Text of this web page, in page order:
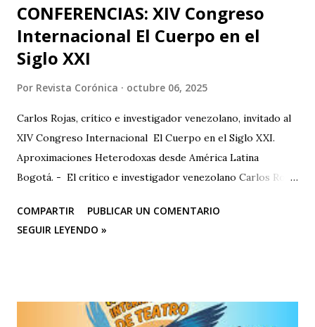
CONFERENCIAS: XIV Congreso
Internacional El Cuerpo en el
Siglo XXI
Por Revista Corónica octubre 06, 2025
Carlos Rojas, crítico e investigador venezolano, invitado al
XIV Congreso Internacional El Cuerpo en el Siglo XXI.
Aproximaciones Heterodoxas desde América Latina
Bogotá. - El crítico e investigador venezolano Carlos Rojas
Experimental de las Artes (UNEARTE), de Venezuela, en la
nueva edición del XIV Congreso Internacional El Cuerpo en
Francisco José de Caldas (Bogotá, Colombia). El congreso
COMPARTIR
PUBLICAR UN COMENTARIO
SEGUIR LEYENDO »